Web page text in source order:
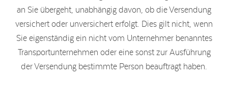
an Sie übergeht, unabhängig davon, ob die Versendung
versichert oder unversichert erfolgt. Dies gilt nicht, wenn
Sie eigenständig ein nicht vom Unternehmer benanntes
Transportunternehmen oder eine sonst zur Ausführung
der Versendung bestimmte Person beauftragt haben.